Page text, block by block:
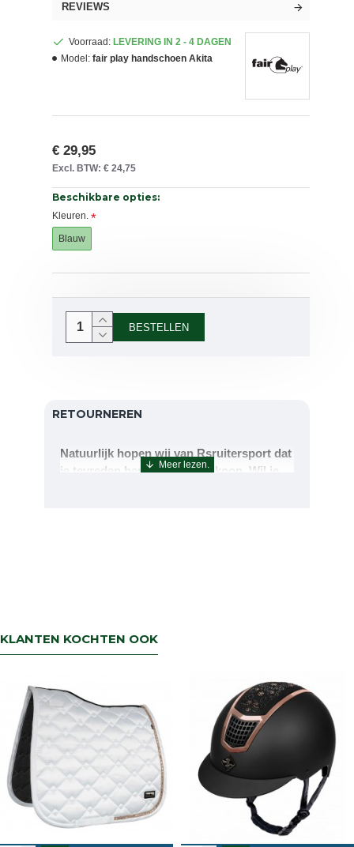
REVIEWS
Voorraad: LEVERING IN 2 - 4 DAGEN
Model: fair play handschoen Akita
€ 29,95
Excl. BTW: € 24,75
Beschikbare opties:
Kleuren.
Blauw
BESTELLEN
RETOURNEREN
Natuurlijk hopen wij van Rsruitersport dat
je tevreden bent met uw aankoop. Wil je
KLANTEN KOCHTEN OOK